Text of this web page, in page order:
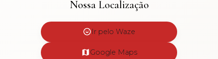
Nossa Localização
Ir pelo Waze
Google Maps